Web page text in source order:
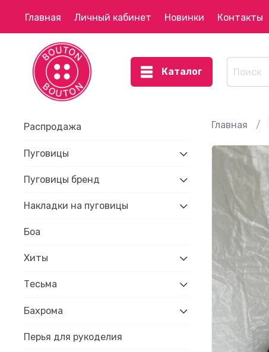
Главная Личный кабинет Новинки Контакты
Каталог
Главная
Распродажа
Пуговицы
Пуговицы бренд
Накладки на пуговицы
Боа
Хиты
Тесьма
Бахрома
Перья для рукоделия